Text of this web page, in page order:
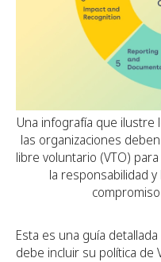
Una infografía que
las organizaciones
libre voluntario (VTO)
la responsabilidad
Esta es una guía
debe incluir su política de